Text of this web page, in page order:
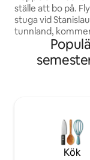
ställe att bo på. Fly och varva ner i vår lilla
stuga vid
tunnland,
smak av livet på
har
nerför floden
Pinecrest/Dodge
Tulloch: 30
minuter Chicken
Kök